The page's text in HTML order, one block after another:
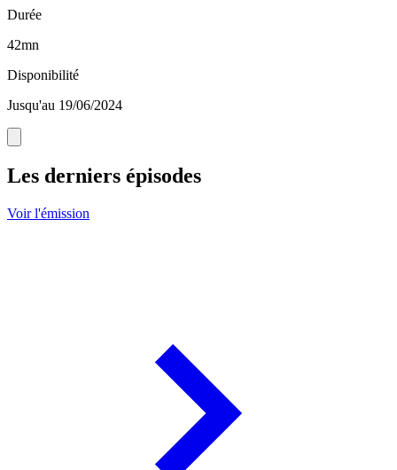
Durée
42mn
Disponibilité
Jusqu'au 19/06/2024
Les derniers épisodes
Voir l'émission